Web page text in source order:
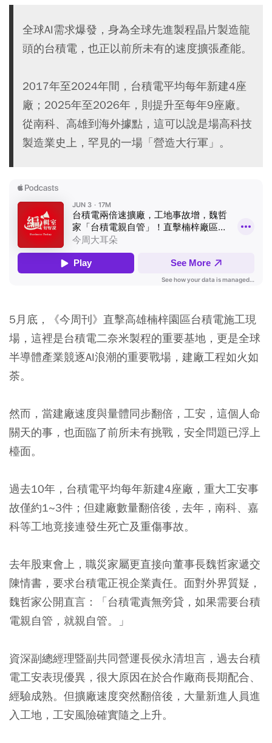
全球AI需求爆發，身為全球先進製程晶片製造龍
頭的台積電，也正以前所未有的速度擴張產能。
2017年至2024年間，台積電平均每年新建4座
廠；2025年至2026年，則提升至每年9座廠。
從南科、高雄到海外據點，這可以說是場高科技
製造業史上，罕見的一場「營造大行軍」。
5月底，《今周刊》直擊高雄楠梓園區台積電施工現
場，這裡是台積電二奈米製程的重要基地，更是全球
半導體產業競逐AI浪潮的重要戰場，建廠工程如火如
荼。
然而，當建廠速度與量體同步翻倍，工安，這個人命
關天的事，也面臨了前所未有挑戰，安全問題已浮上
檯面。
過去10年，台積電平均每年新建4座廠，重大工安事
故僅約1~3件；但建廠數量翻倍後，去年，南科、嘉
科等工地竟接連發生死亡及重傷事故。
去年股東會上，職災家屬更直接向董事長魏哲家遞交
陳情書，要求台積電正視企業責任。面對外界質疑，
魏哲家公開直言：「台積電責無旁貸，如果需要台積
電親自管，就親自管。」
資深副總經理暨副共同營運長侯永清坦言，過去台積
電工安表現優異，很大原因在於合作廠商長期配合、
經驗成熟。但擴廠速度突然翻倍後，大量新進人員進
入工地，工安風險確實隨之上升。